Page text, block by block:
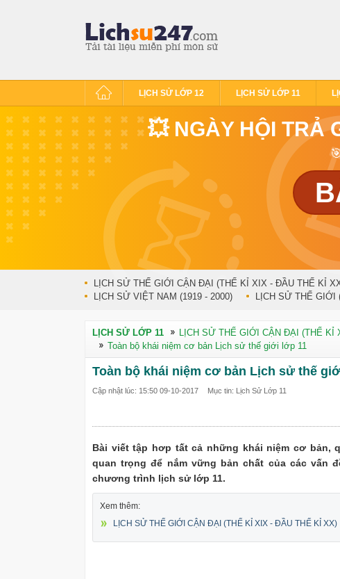
LỊCH SỬ LỚP 12 LỊCH SỬ LỚP 11
💥 NGÀY HỘI TRẢ
LỊCH SỬ THẾ GIỚI CẬN ĐẠI (THẾ KỈ XIX - ĐẦU THẾ KỈ
LỊCH SỬ VIỆT NAM (1919 - 2000)
LỊCH SỬ THẾ GIỚI
LỊCH SỬ LỚP 11
LỊCH SỬ THẾ GIỚI CẬN ĐẠI (THẾ KỈ
Toàn bộ khái niệm cơ bản Lịch sử thế giới lớp 11
Toàn bộ khái niệm cơ bản Lịch sử thế
Cập nhật lúc: 15:50 09-10-2017 Mục tin: Lịch Sử Lớp 11
Bài viết tập hơp tất cả những khái niệm cơ
quan trọng để nắm vững bản chất của các vấn
chương trình lịch sử lớp 11.
Xem thêm:
LỊCH SỬ THẾ GIỚI CẬN ĐẠI (THẾ KỈ XIX - ĐẦU THẾ KỈ XX)